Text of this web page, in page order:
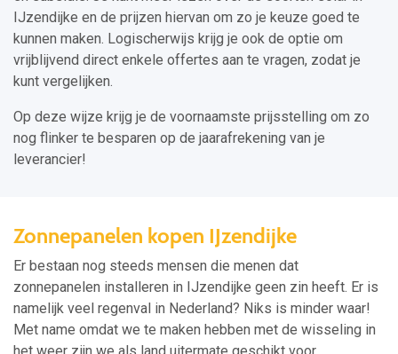
IJzendijke en de prijzen hiervan om zo je keuze goed te
kunnen maken. Logischerwijs krijg je ook de optie om
vrijblijvend direct enkele offertes aan te vragen, zodat je
kunt vergelijken.
Op deze wijze krijg je de voornaamste prijsstelling om zo
nog flinker te besparen op de jaarafrekening van je
leverancier!
Zonnepanelen kopen IJzendijke
Er bestaan nog steeds mensen die menen dat
zonnepanelen installeren in IJzendijke geen zin heeft. Er is
namelijk veel regenval in Nederland? Niks is minder waar!
Met name omdat we te maken hebben met de wisseling in